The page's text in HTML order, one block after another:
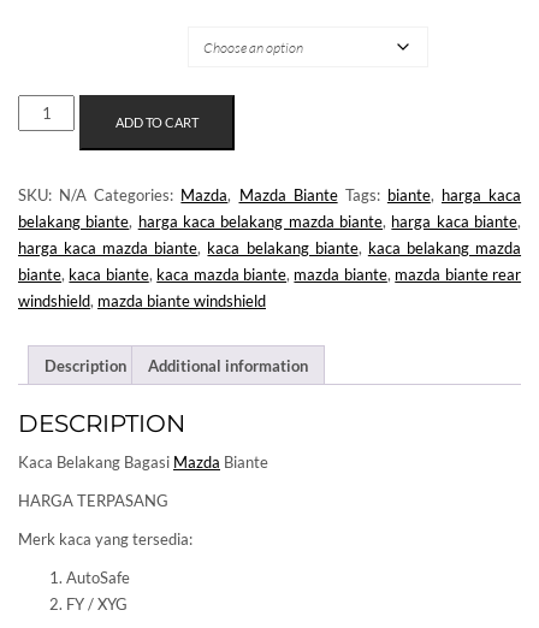
KACA
BELAKANG
QUANTITY
ADD TO CART
SKU: N/A Categories: Mazda, Mazda Biante Tags: biante, harga kaca
belakang biante, harga kaca belakang mazda biante, harga kaca biante,
harga kaca mazda biante, kaca belakang biante, kaca belakang mazda
biante, kaca biante, kaca mazda biante, mazda biante, mazda biante rear
windshield, mazda biante windshield
Description Additional information
DESCRIPTION
Kaca Belakang Bagasi Mazda Biante
HARGA TERPASANG
Merk kaca yang tersedia:
AutoSafe
FY / XYG